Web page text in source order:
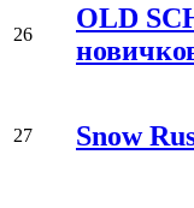
26
OLD
27 Snow